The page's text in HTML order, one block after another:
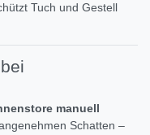
Tuch und Gestell
manuell
Schatten –